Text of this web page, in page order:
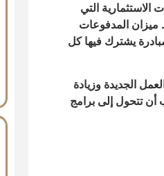
التي
ميزان المدفوعات
يشترك فيها كل
الجديدة وزيادة
أن تتحول إلى برامج